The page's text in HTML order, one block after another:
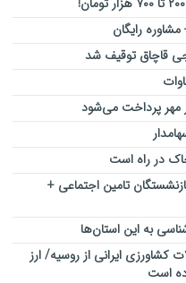
رایگان
مهر پرداخت می‌شود
در راه است
تامین اجتماعی +
به این استان‌ها
ایرانی از روسیه/ ارز
است